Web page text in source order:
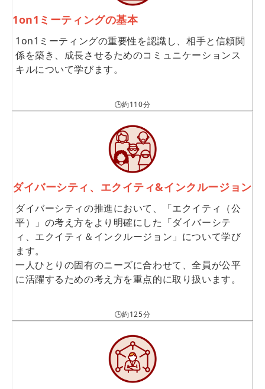
1on1ミーティングの基本
1on1ミーティングの重要性を認識し、相手と信頼関
係を築き、成長させるためのコミュニケーションス
キルについて学びます。
🕒約110分
ダイバーシティ、エクイティ&インクルージョン
ダイバーシティの推進において、「エクイティ（公
平）」の考え方をより明確にした「ダイバーシテ
ィ、エクイティ＆インクルージョン」について学び
ます。
一人ひとりの固有のニーズに合わせて、全員が公平
に活躍するための考え方を重点的に取り扱います。
🕒約125分